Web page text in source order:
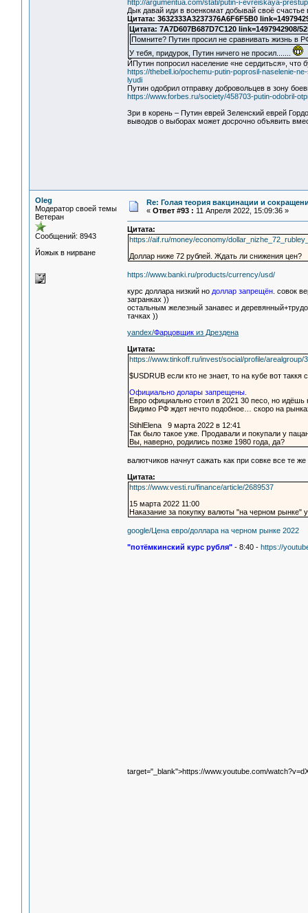
http://argumentua.com/stati/putin-i-evreiskaya-
Дык давай иди в военкомат добывай своё
Цитата: 3632333A3237376A6F6F5B0
Цитата: 7A7D607B687D7C120 link=1497942908/
Помните? Путин просил не сравнивать жизнь в
У тебя, придурок, Путин ничего не просил.......
ЙПутин попросил население «не сердиться»,
https://thebell.io/pochemu-putin-poprosil-naselenie-
lyudi
Путин одобрил отправку добровольцев в зону
https://www.forbes.ru/society/458703-putin-odobril-
Зри в корень – Путин еврей Зеленский еврей
выводов о выборах может досрочно объявить
Oleg
Модератор своей темы
Ветеран
Сообщений: 8943
Йожык в нирване
Re: Голая теория вакцинации и
« Ответ #93 : 11 Апреля 2022, 15:09:36 »
Цитата:
https://aif.ru/money/economy/
Доллар ниже 72 рублей. Ждать ли снижения цен?
https://www.banki.ru/products/currency/usd/
курс доллара низкий но доллар запрещён . совок
загранках ))
остальным железный занавес и
тачках ))
yandex/Фарцовщик из Дрездена
Цитата:
https://www.tinkoff.ru/invest/social/profile/
$USDRUB если кто не знает, то на кубе вот таккя
Официально долары запрещены.
Евро официально стоил в 2021 30 песо, но
Видимо РФ ждет нечто подобное… скоро на
StihlElena 9 марта 2022 в 12:41
Так было такое уже. Продавали и покупали у
Вы, наверно, родились позже 1980 года, да?
валютчиков начнут сажать как при совке все те
Цитата:
https://www.vesti.ru/finance/article/2689537
15 марта 2022 11:00
Наказание за покупку валюты "на черном рынке"
google/Цена евро/доллара на черном рынке 2022
"потёмкинский курс рубля" - 8:40 - https://
target="_blank">https://www.youtube.com/